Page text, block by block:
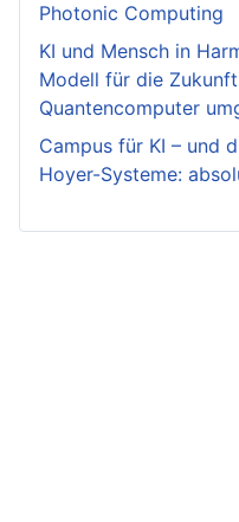
Photonic Computing
KI und Mensch in
Modell für die
Quantencomputer
Campus für KI – und
Hoyer-Systeme: